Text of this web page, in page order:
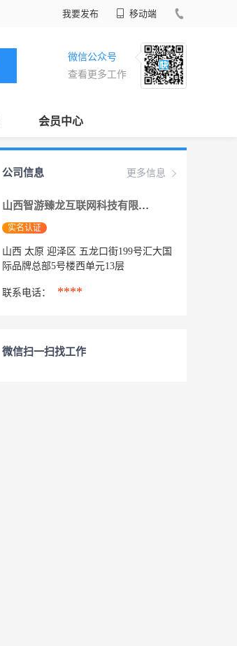
我要发布 移动端
微信公众号
查看更多工作
会员中心
更多信息
公司信息
山西智游臻龙互联网科技有限公司
实名认证
山西 太原 迎泽区 五龙口街199号汇大国
际品牌总部5号楼西单元13层
联系电话： ****
微信扫一扫找工作